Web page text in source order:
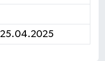
25.04.2025